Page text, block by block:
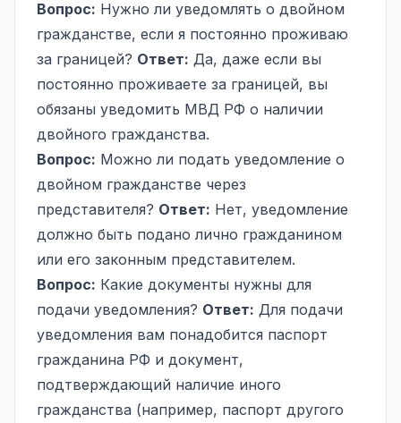
Вопрос: Нужно ли уведомлять о двойном
гражданстве, если я постоянно проживаю
за границей? Ответ: Да, даже если вы
постоянно проживаете за границей, вы
обязаны уведомить МВД РФ о наличии
двойного гражданства.
Вопрос: Можно ли подать уведомление о
двойном гражданстве через
представителя? Ответ: Нет, уведомление
должно быть подано лично гражданином
или его законным представителем.
Вопрос: Какие документы нужны для
подачи уведомления? Ответ: Для подачи
уведомления вам понадобится паспорт
гражданина РФ и документ,
подтверждающий наличие иного
гражданства (например, паспорт другого